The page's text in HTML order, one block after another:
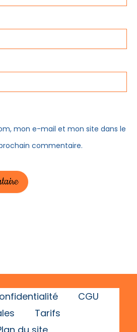
mon e-mail et mon site dans le
commentaire.
CGU
Tarifs